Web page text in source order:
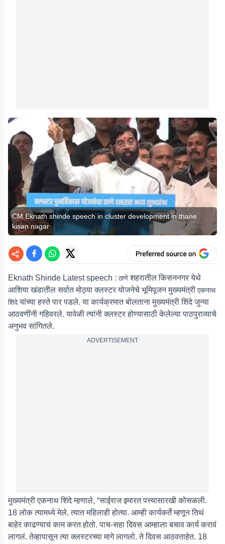
CM Eknath shinde speech in cluster development in thane
kisan nagar
Eknath Shinde Latest speech : ठाणेशहरातील किसननगर येथे
आशिया खंडातील सर्वात मोठ्या क्लस्टर योजनेचे भूमिपूजन मुख्यमंत्री एकनाथ
शिंदेयांच्या हस्ते पार पडले. या कार्यक्रमात बोलताना मुख्यमंत्री शिंदे जुन्या
आठवणींनी गहिवरले. यावेळी त्यांनी क्लस्टर होण्यासाठी केलेल्या पाठपुराव्याचे
अनुभव सांगितले.
ADVERTISEMENT
मुख्यमंत्री एकनाथ शिंदे म्हणाले, “साईराज इमारत पत्त्यासारखी कोसळली.
18 लोक त्यामध्ये मेले. त्यात महिलाही होत्या. आम्ही कार्यकर्ते म्हणून तिथं
बाहेर काढण्याचं काम करत होतो. पाच-सहा दिवस आम्हाला बचाव कार्य करावं
लागलं. तेव्हापासून त्या क्लस्टरच्या मागे लागलो. ते दिवस आठवताहेत. 18